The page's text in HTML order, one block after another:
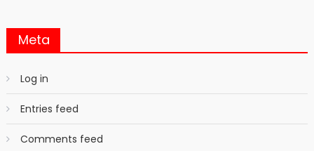
Meta
Log in
Entries feed
Comments feed